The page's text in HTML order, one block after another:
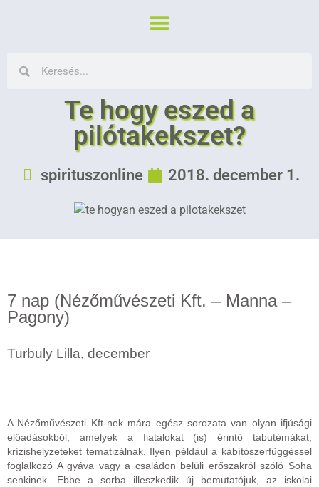
Te hogy eszed a
pilótakekszet?
spirituszonline 2018. december 1.
7 nap (Nézőművészeti Kft. – Manna –
Pagony)
Turbuly Lilla, december
A Nézőművészeti Kft-nek mára egész sorozata van olyan ifjúsági
előadásokból, amelyek a fiatalokat (is) érintő tabutémákat,
krízishelyzeteket tematizálnak. Ilyen például a kábítószerfüggéssel
foglalkozó A gyáva vagy a családon belüli erőszakról szóló Soha
senkinek. Ebbe a sorba illeszkedik új bemutatójuk, az iskolai